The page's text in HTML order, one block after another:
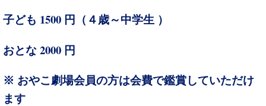
子ども 1500 円（ ４歳～中学生 ）
おとな 2000 円
※ おやこ劇場会員の方は会費で鑑賞していただけ
ます